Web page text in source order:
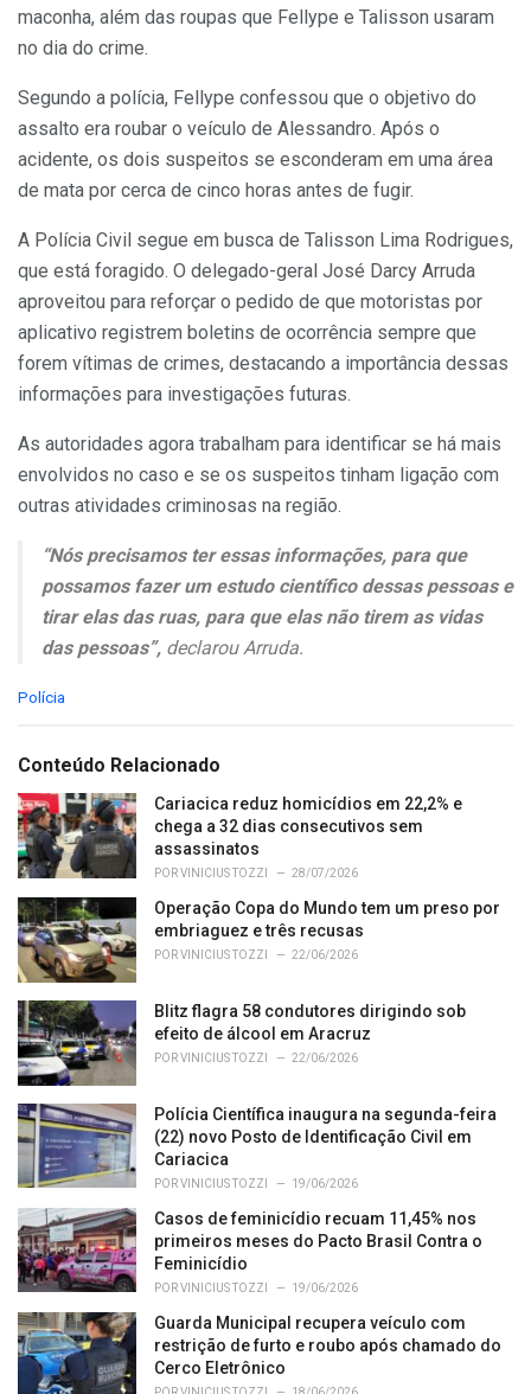
maconha, além das roupas que Fellype e Talisson usaram
no dia do crime.
Segundo a polícia, Fellype confessou que o objetivo do
assalto era roubar o veículo de Alessandro. Após o
acidente, os dois suspeitos se esconderam em uma área
de mata por cerca de cinco horas antes de fugir.
A Polícia Civil segue em busca de Talisson Lima Rodrigues,
que está foragido. O delegado-geral José Darcy Arruda
aproveitou para reforçar o pedido de que motoristas por
aplicativo registrem boletins de ocorrência sempre que
forem vítimas de crimes, destacando a importância dessas
informações para investigações futuras.
As autoridades agora trabalham para identificar se há mais
envolvidos no caso e se os suspeitos tinham ligação com
outras atividades criminosas na região.
“Nós precisamos ter essas informações, para que
possamos fazer um estudo científico dessas pessoas e
tirar elas das ruas, para que elas não tirem as vidas
das pessoas”, declarou Arruda.
C
e
o
r
i
e
:
Polícia
Conteúdo Relacionado
Cariacica reduz homicídios em 22,2% e
chega a 32 dias consecutivos sem
assassinatos
PORVINICIUS TOZZI 28/07/2026
Operação Copa do Mundo tem um preso por
embriaguez e três recusas
PORVINICIUS TOZZI 22/06/2026
Blitz flagra 58 condutores dirigindo sob
efeito de álcool em Aracruz
PORVINICIUS TOZZI 22/06/2026
Polícia Científica inaugura na segunda-feira
(22) novo Posto de Identificação Civil em
Cariacica
PORVINICIUS TOZZI 19/06/2026
Casos de feminicídio recuam 11,45% nos
primeiros meses do Pacto Brasil Contra o
Feminicídio
PORVINICIUS TOZZI 19/06/2026
Guarda Municipal recupera veículo com
restrição de furto e roubo após chamado do
Cerco Eletrônico